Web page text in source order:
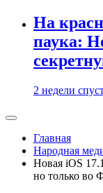
На
паука:
2 недели
Главная
Народная
Новая iOS
но только во